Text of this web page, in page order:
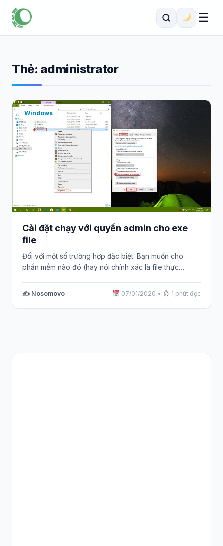
☰
Thẻ: administrator
Windows
Cài đặt chạy với quyền admin cho exe
file
Đối với một số trường hợp đặc biệt. Bạn muốn cho
phần mềm nào đó (hay nói chính xác là file thực…
✍️ Nosomovo 07/01/2020 • 1 phút đọc